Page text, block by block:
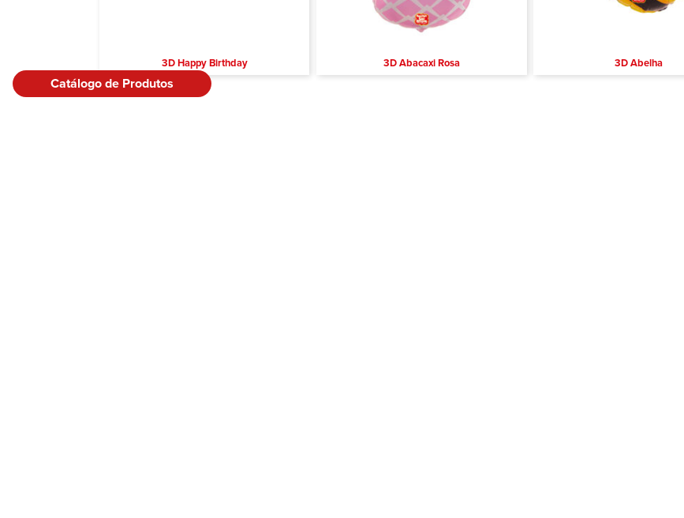
3D Happy Birthday 3D Abacaxi Rosa 3D Abelha
Catálogo de Produtos